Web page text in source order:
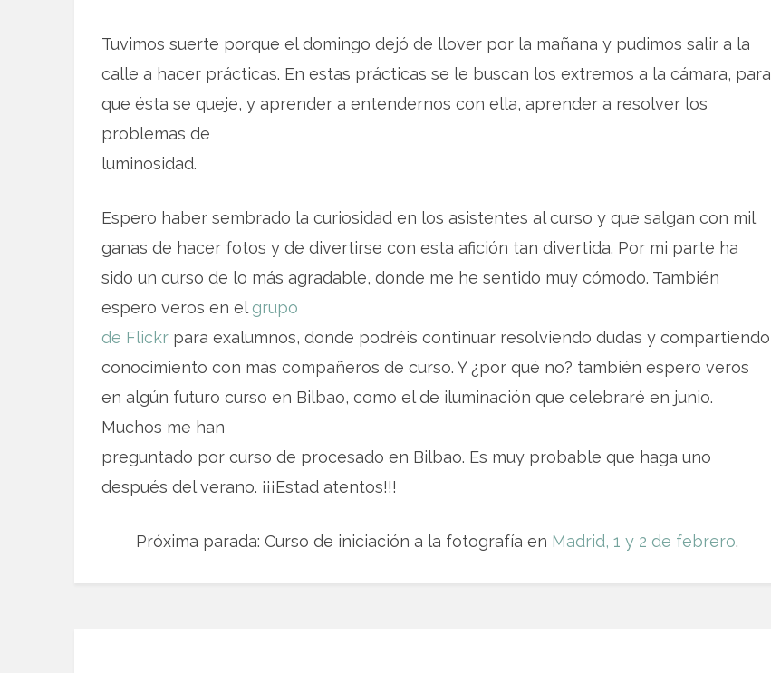
Tuvimos suerte porque el domingo dejó de llover por la mañana y pudimos salir a la
calle a hacer prácticas. En estas prácticas se le buscan los extremos a la cámara, para
que ésta se queje, y aprender a entendernos con ella, aprender a resolver los
problemas de
luminosidad.
Espero haber sembrado la curiosidad en los asistentes al curso y que salgan con mil
ganas de hacer fotos y de divertirse con esta afición tan divertida. Por mi parte ha
sido un curso de lo más agradable, donde me he sentido muy cómodo. También
espero veros en el grupo
de Flickr para exalumnos, donde podréis continuar resolviendo dudas y compartiendo
conocimiento con más compañeros de curso. Y ¿por qué no? también espero veros
en algún futuro curso en Bilbao, como el de iluminación que celebraré en junio.
Muchos me han
preguntado por curso de procesado en Bilbao. Es muy probable que haga uno
después del verano. ¡¡¡Estad atentos!!!
Próxima parada: Curso de iniciación a la fotografía en Madrid, 1 y 2 de febrero.